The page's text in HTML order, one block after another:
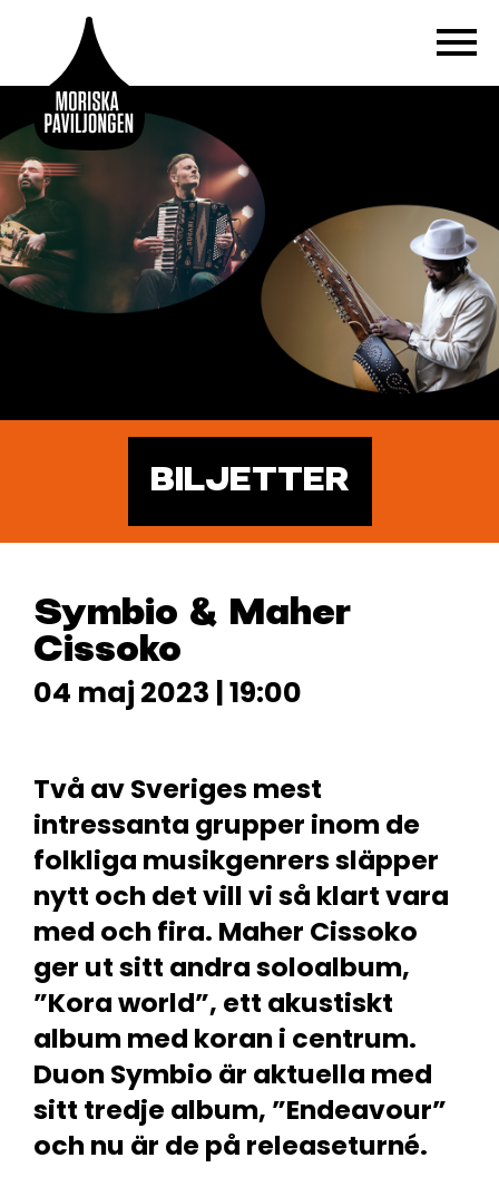
BILJETTER
Symbio & Maher
Cissoko
04 maj 2023 | 19:00
Två av Sveriges mest
intressanta grupper inom de
folkliga musikgenrers släpper
nytt och det vill vi så klart vara
med och fira. Maher Cissoko
ger ut sitt andra soloalbum,
”Kora world”, ett akustiskt
album med koran i centrum.
Duon Symbio är aktuella med
sitt tredje album, ”Endeavour”
och nu är de på releaseturné.